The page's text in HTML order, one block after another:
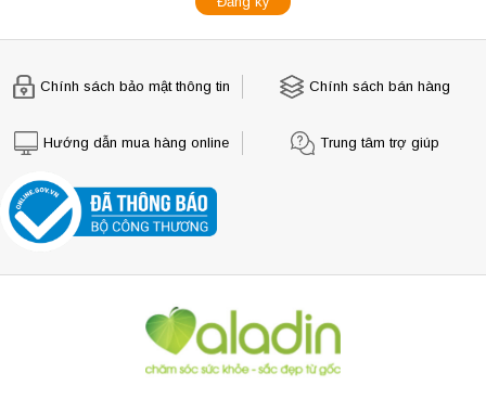
Chính sách bảo mật thông tin Chính sách bán hàng
Hướng dẫn mua hàng online Trung tâm trợ giúp